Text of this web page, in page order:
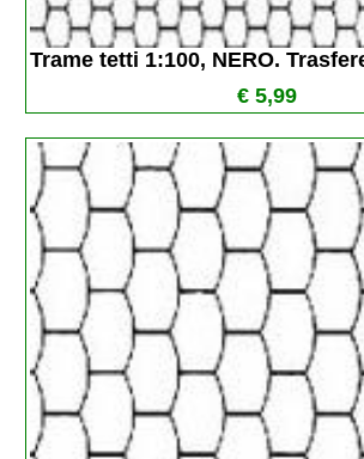
Trame tetti 1:100, NERO.
€ 5,99